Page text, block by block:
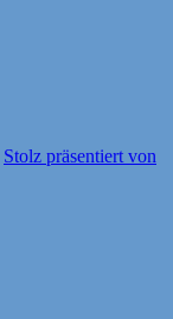
Stolz präsentiert von